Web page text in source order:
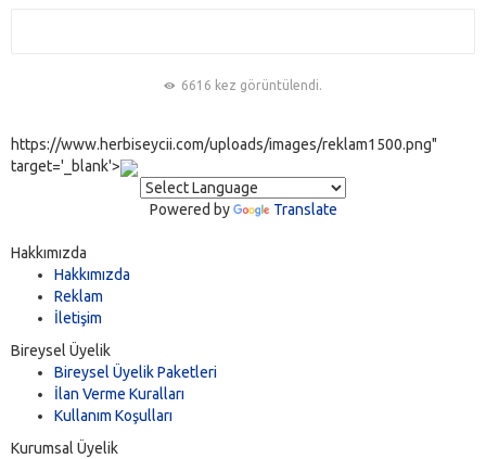
6616 kez görüntülendi.
https://www.herbiseycii.com/uploads/images/reklam1500.png"
target='_blank'>
Powered by Translate
Hakkımızda
Hakkımızda
Reklam
İletişim
Bireysel Üyelik
Bireysel Üyelik Paketleri
İlan Verme Kuralları
Kullanım Koşulları
Kurumsal Üyelik